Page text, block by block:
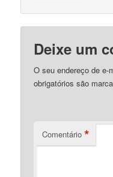
Deixe um
O seu endereço de e-
obrigatórios são
Comentário *